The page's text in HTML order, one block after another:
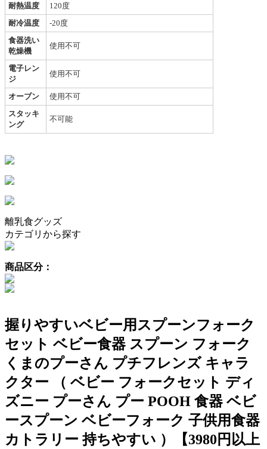
耐熱温度
120度
耐冷温度
-20度
食器洗い
乾燥機
使用不可
電子レン
ジ
使用不可
オーブン
使用不可
スタッキ
ング
不可能
離乳食グッズ
カテゴリから探す
商品区分：
握りやすいベビー用スプーンフォーク
セット ベビー食器 スプーン フォーク
くまのプーさん プチフレンズ キャラ
クター （ ベビー フォークセット ディ
ズニー プーさん プー POOH 食器 ベビ
ースプーン ベビーフォーク 子供用食器
カトラリー 持ちやすい ）【3980円以上